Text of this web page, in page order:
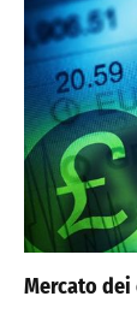
Mercato dei